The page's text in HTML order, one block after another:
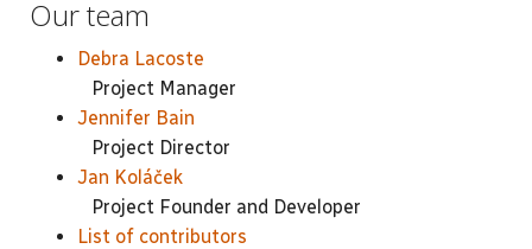
Our team
Debra Lacoste
Project Manager
Jennifer Bain
Project Director
Jan Koláček
Project Founder and Developer
List of contributors